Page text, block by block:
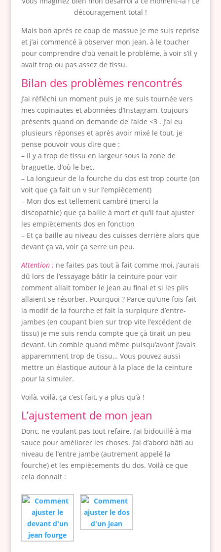
découragement total !
Mais bon après ce coup de massue je me suis reprise
et j’ai commencé à observer mon jean, à le toucher
pour comprendre d’où venait le problème, à voir s’il y
avait trop ou pas assez de tissu.
Bilan des problèmes rencontrés
J’ai réfléchi un moment puis je me suis tournée vers
mes copinautes et abonnées d’Instagram, toujours
présents quand on demande de l’aide <3 . J’ai eu
plusieurs réponses et après avoir mixé le tout, je
pense pouvoir vous dire que :
– Il y a trop de tissu en largeur sous la zone de
braguette, d’où le bec.
– La longueur de la fourche du dos est trop courte (on
voit que ça fait un v sur l’empiècement)
– Mon dos est tellement cambré (merci la
discopathie) que ça baille à mort et qu’il faut ajuster
les empiècements dos en fonction
– Et ça baille au niveau des cuisses derrière alors que
devant ça va, voir ça serre un peu.
Attention : ne faites pas tout à fait comme moi, j’aurais
dû lors de l’essayage bâtir la ceinture pour voir
comment allait tomber le jean au final et si les plis
allaient se résorber. Pourquoi ? Parce qu’une fois fait
la modif de la fourche et fait la surpiqure d’entre-
jambes (en coupant bien sur trop vite l’excédent de
tissu) je me suis rendu compte que çà tirait un peu
devant. Un comble quand même puisqu’avant j’avais
apparemment trop de tissu… Vous pouvez aussi
mettre un élastique autour à la place de la ceinture
pour la simuler.
Voilà, voilà, ça c’est fait, y a plus qu’à !
L’ajustement de mon jean
Donc, ne voulant pas tout refaire, j’ai bidouillé à ma
sauce pour améliorer les choses. J’ai d’abord bâti au
niveau de l’entre jambe (autrement appelé la
fourche) et les empiècements du dos. Voilà ce que
cela donnait :